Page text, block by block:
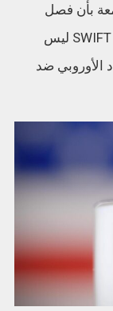
بأن فصل
روسيا عن منظومة الدفع المصرفي الدولية SWIFT ليس
الأوروبي ضد